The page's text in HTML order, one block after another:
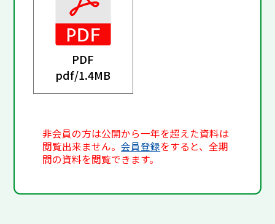
PDF
pdf/1.4MB
非会員の方は公開から一年を超えた資料は
閲覧出来ません。会員登録をすると、全期
間の資料を閲覧できます。